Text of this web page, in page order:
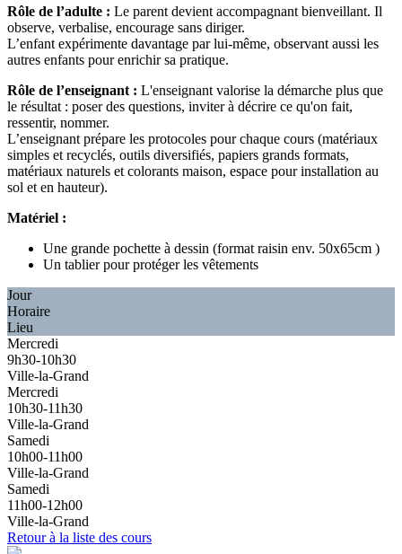
Rôle de l’adulte : Le parent devient accompagnant bienveillant. Il
observe, verbalise, encourage sans diriger.
L’enfant expérimente davantage par lui-même, observant aussi les
autres enfants pour enrichir sa pratique.
Rôle de l’enseignant : L'enseignant valorise la démarche plus que
le résultat : poser des questions, inviter à décrire ce qu'on fait,
ressentir, nommer.
L’enseignant prépare les protocoles pour chaque cours (matériaux
simples et recyclés, outils diversifiés, papiers grands formats,
matériaux naturels et colorants maison, espace pour installation au
sol et en hauteur).
Matériel :
Une grande pochette à dessin (format raisin env. 50x65cm )
Un tablier pour protéger les vêtements
Jour
Horaire
Lieu
Mercredi
9h30-10h30
Ville-la-Grand
Mercredi
10h30-11h30
Ville-la-Grand
Samedi
10h00-11h00
Ville-la-Grand
Samedi
11h00-12h00
Ville-la-Grand
Retour à la liste des cours